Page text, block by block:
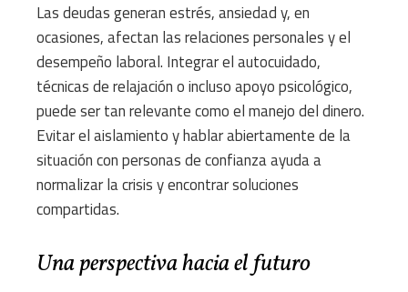
Las deudas generan estrés, ansiedad y, en
ocasiones, afectan las relaciones personales y el
desempeño laboral. Integrar el autocuidado,
técnicas de relajación o incluso apoyo psicológico,
puede ser tan relevante como el manejo del dinero.
Evitar el aislamiento y hablar abiertamente de la
situación con personas de confianza ayuda a
normalizar la crisis y encontrar soluciones
compartidas.
Una perspectiva hacia el futuro